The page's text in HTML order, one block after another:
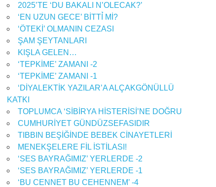
2025’TE ‘DU BAKALI N’OLECAK?’
‘EN UZUN GECE’ BİTTỈ Mİ?
‘ÖTEKİ’ OLMANIN CEZASI
ŞAM ŞEYTANLARI
KIŞLA GELEN…
‘TEPKİME’ ZAMANI -2
‘TEPKİME’ ZAMANI -1
‘DİYALEKTİK YAZILAR’A ALÇAKGÖNÜLLÜ
KATKI
TOPLUMCA ‘SİBİRYA HİSTERİSİ’NE DOĞRU
CUMHURİYET GÜNDÜZSEFASIDIR
TIBBIN BEŞİĞİNDE BEBEK CİNAYETLERİ
MENEKŞELERE FİL İSTİLASI!
‘SES BAYRAĞIMIZ’ YERLERDE -2
‘SES BAYRAĞIMIZ’ YERLERDE -1
‘BU CENNET BU CEHENNEM’ -4